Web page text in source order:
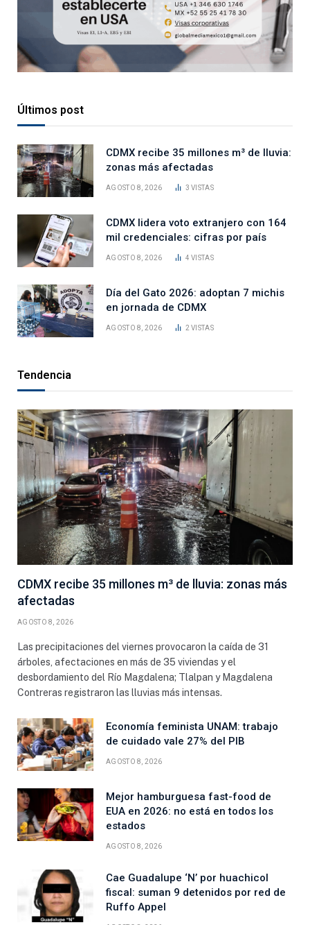
Últimos post
CDMX recibe 35 millones m³ de lluvia:
zonas más afectadas
AGOSTO 8, 2026 3VISTAS
CDMX lidera voto extranjero con 164
mil credenciales: cifras por país
AGOSTO 8, 2026 4VISTAS
Día del Gato 2026: adoptan 7 michis
en jornada de CDMX
AGOSTO 8, 2026 2VISTAS
Tendencia
CDMX recibe 35 millones m³ de lluvia: zonas más
afectadas
AGOSTO 8, 2026
Las precipitaciones del viernes provocaron la caída de 31
árboles, afectaciones en más de 35 viviendas y el
desbordamiento del Río Magdalena; Tlalpan y Magdalena
Contreras registraron las lluvias más intensas.
Economía feminista UNAM: trabajo
de cuidado vale 27% del PIB
AGOSTO 8, 2026
Mejor hamburguesa fast-food de
EUA en 2026: no está en todos los
estados
AGOSTO 8, 2026
Cae Guadalupe ‘N’ por huachicol
fiscal: suman 9 detenidos por red de
Ruffo Appel